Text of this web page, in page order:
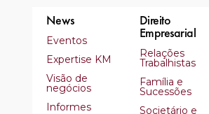
News
Eventos
Expertise KM
Visão de
negócios
Informes
Direito
Empresarial
Relações
Trabalhistas
Família e
Sucessões
Societário e